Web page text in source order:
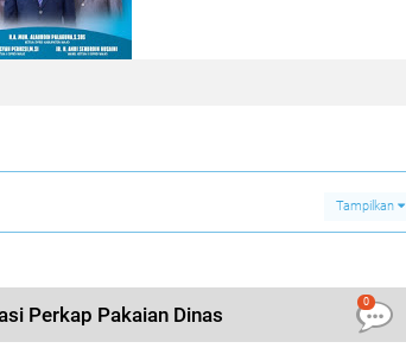
Tampilkan
Perkap Pakaian Dinas
0